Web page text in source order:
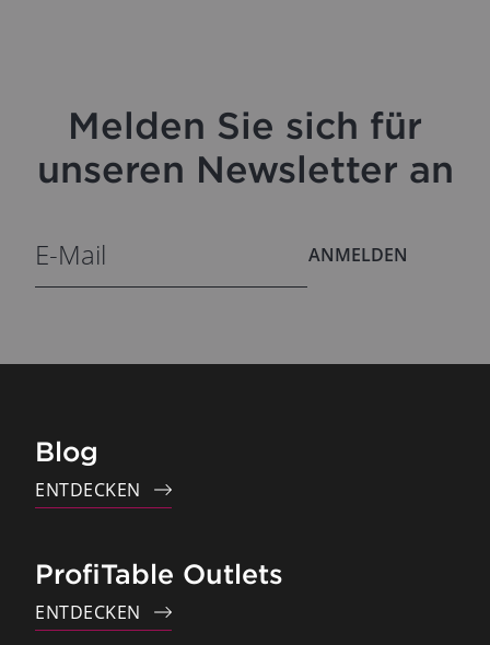
Melden Sie sich für
unseren Newsletter an
ANMELDEN
Blog
ENTDECKEN
ProfiTable Outlets
ENTDECKEN